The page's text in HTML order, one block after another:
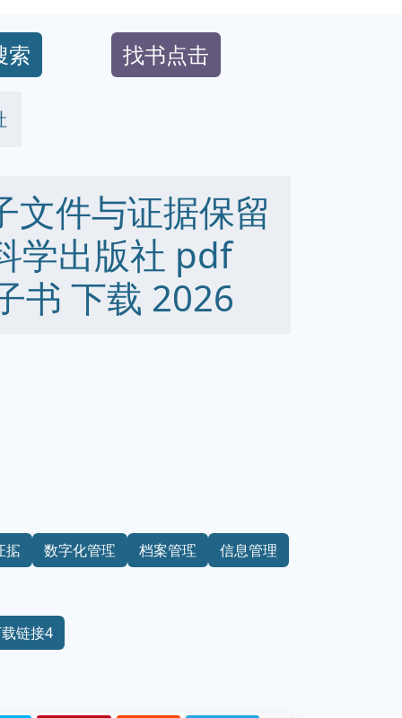
索 找书点击
文件与证据保留
学出版社 pdf
书 下载 2026
据 数字化管理 档案管理 信息管理
链接4